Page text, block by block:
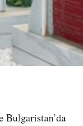
Bulgaristan’da